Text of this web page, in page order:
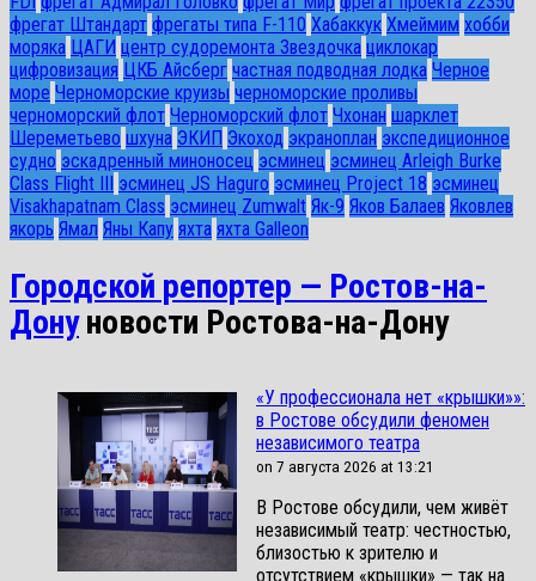
фрегат Штандарт фрегаты типа F-110 Хабаккук Хмеймим хобби
моряка ЦАГИ центр судоремонта Звездочка циклокар
цифровизация ЦКБ Айсберг частная подводная лодка Черное
море Черноморские круизы черноморские проливы
черноморский флот Черноморский флот Чхонан шарклет
Шереметьево шхуна ЭКИП Экоход экраноплан экспедиционное
судно эскадренный миноносец эсминец эсминец Arleigh Burke
Class Flight III
эсминец JS Haguro эсминец Project 18 эсминец
Visakhapatnam Class эсминец Zumwalt Як-9 Яков Балаев Яковлев
якорь Ямал Яны Капу яхта яхта Galleon
Городской репортер — Ростов-на-
Дону новости Ростова-на-Дону
«У профессионала нет «крышки»»:
в Ростове обсудили феномен
независимого театра
on 7 августа 2026 at 13:21
В Ростове обсудили, чем живёт
независимый театр: честностью,
близостью к зрителю и
отсутствием «крышки» — так на